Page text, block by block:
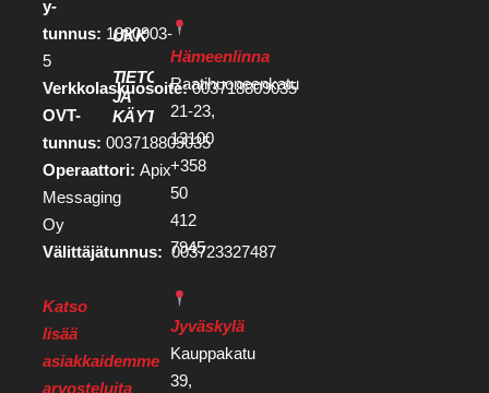
y-
tunnus: 1880903-
5
Verkkolaskuosoite:003718809035
OVT-
tunnus: 003718809035
Operaattori: Apix
Messaging
Oy
Välittäjätunnus: 003723327487
Katso
lisää
asiakkaidemme
arvosteluita
UKK
TIETOSUOJA
JA
KÄYTTÖEHDOT
Hämeenlinna
Raatihuoneenkatu
21-23,
13100
+358
50
412
7945
Jyväskylä
Kauppakatu
39,